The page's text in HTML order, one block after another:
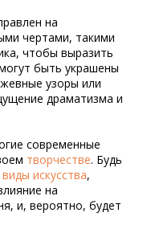
на
чертами, такими
чтобы выразить
быть украшены
узоры или
драматизма и
современные
творчестве. Будь
виды искусства,
на
и, вероятно, будет